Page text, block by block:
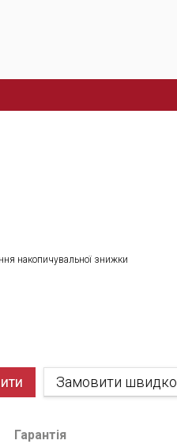
накопичувальної знижки
Замовити швидко
Гарантія